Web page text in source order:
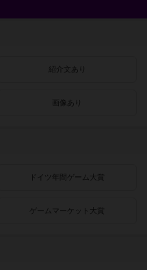
紹介文あり
画像あり
ドイツ年間ゲーム大賞
ゲームマーケット大賞